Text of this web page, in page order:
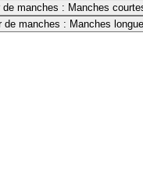
de manches : Manches
de manches : Manches